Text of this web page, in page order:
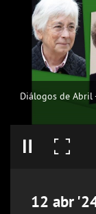
Diálogos de Abril
12 abr